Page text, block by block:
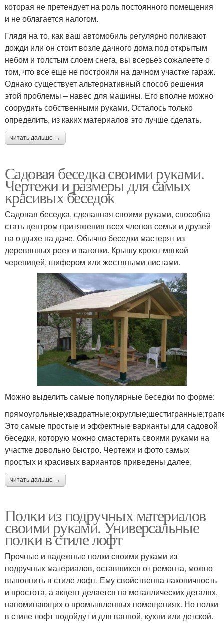
которая не претендует на роль постоянного помещения
и не облагается налогом.
Глядя на то, как ваш автомобиль регулярно поливают
дожди или он стоит возле дачного дома под открытым
небом и толстым слоем снега, вы всерьез сожалеете о
том, что все еще не построили на дачном участке гараж.
Однако существует альтернативный способ решения
этой проблемы – навес для машины. Его вполне можно
соорудить собственными руками. Осталось только
определить, из каких материалов это лучше сделать.
читать дальше →
Садовая беседка своими руками.
Чертежи и размеры для самых
красивых беседок
Садовая беседка, сделанная своими руками, способна
стать центром притяжения всех членов семьи и друзей
на отдыхе на даче. Обычно беседки мастерят из
деревянных реек и вагонки. Крышу кроют мягкой
черепицей, шифером или жестяными листами.
Можно выделить самые популярные беседки по форме:
Это самые простые и эффектные варианты для садовой
беседки, которую можно смастерить своими руками на
участке довольно быстро. Чертежи и фото самых
простых и красивых вариантов приведены далее.
читать дальше →
Полки из подручных материалов
своими руками. Универсальные
полки в стиле лофт
Прочные и надежные полки своими руками из
подручных материалов, оставшихся от ремонта, можно
выполнить в стиле лофт. Ему свойственна лаконичность
и простота, а акцент делается на металлических деталях,
напоминающих о промышленных помещениях. Но полки
в стиле лофт подойдут и для ванной, кухни или детской.